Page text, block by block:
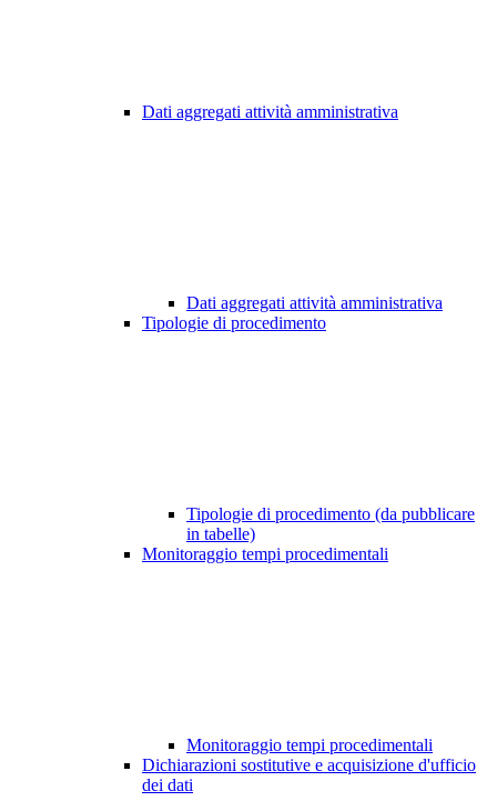
Dati aggregati attività amministrativa
Dati aggregati attività amministrativa
Tipologie di procedimento
Tipologie di procedimento (da pubblicare
in tabelle)
Monitoraggio tempi procedimentali
Monitoraggio tempi procedimentali
Dichiarazioni sostitutive e acquisizione d'ufficio
dei dati